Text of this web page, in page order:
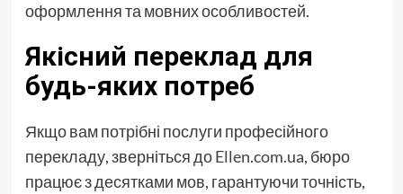
оформлення та мовних особливостей.
Якісний переклад для
будь-яких потреб
Якщо вам потрібні послуги професійного
перекладу, зверніться доEllen.com.ua, бюро
працює з десятками мов, гарантуючи точність,